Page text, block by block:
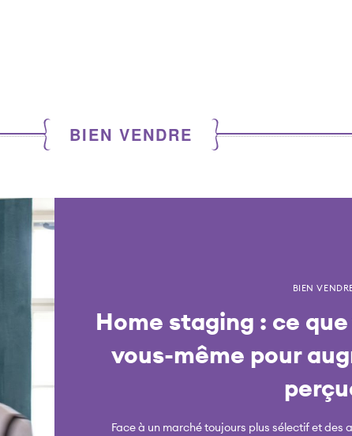
BIEN VENDRE
BIEN
Home staging : ce
vous-même pour
Face à un marché toujours plus sélectif et